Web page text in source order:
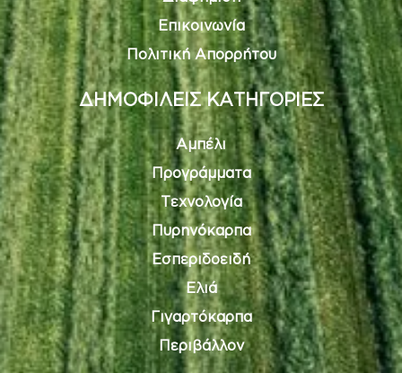
Πολιτική Απορρήτου
ΔΗΜΟΦΙΛΕΙΣ ΚΑΤΗΓΟΡΙΕΣ
Αμπέλι
Προγράμματα
Τεχνολογία
Πυρηνόκαρπα
Εσπεριδοειδή
Ελιά
Γιγαρτόκαρπα
Περιβάλλον
© Agravia - All rights reserved